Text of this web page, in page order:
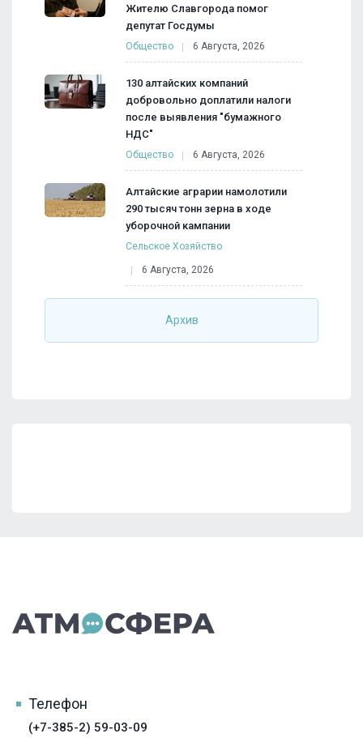
Жителю Славгорода помог
депутат Госдумы
Общество 6 Августа, 2026
130 алтайских компаний
добровольно доплатили налоги
после выявления "бумажного
НДС"
Общество 6 Августа, 2026
Алтайские аграрии намолотили
290 тысяч тонн зерна в ходе
уборочной кампании
Сельское Хозяйство
6 Августа, 2026
Архив
Телефон
(+7-385-2) 59-03-09